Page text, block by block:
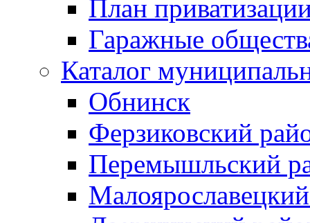
План
Гаражные
Каталог
Обнинск
Ферзиковский
Перемышльский